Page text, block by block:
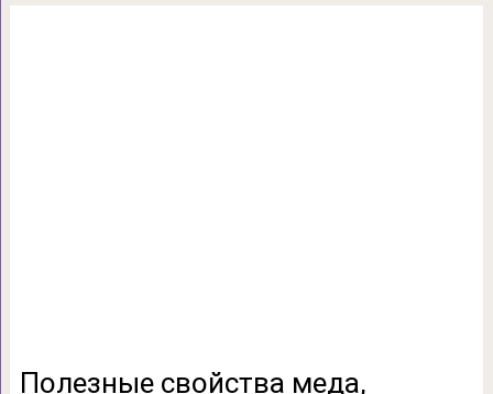
Полезные свойства меда,